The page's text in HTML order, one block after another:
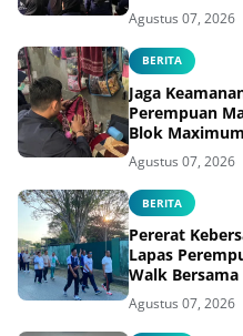
Agustus 07, 2026
BERITA
Jaga
Perempuan
Blok
Agustus 07, 2026
BERITA
Pererat
Lapas
Walk
Agustus 07, 2026